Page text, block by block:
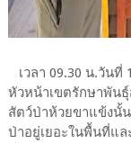
เวลา 09.30 น.วัน
หัวหน้าเขตรักษาพัน
สัตว์ป่าห้วยขาแข้งนั้
ป่าอยู่เยอะในพื้นที่แ